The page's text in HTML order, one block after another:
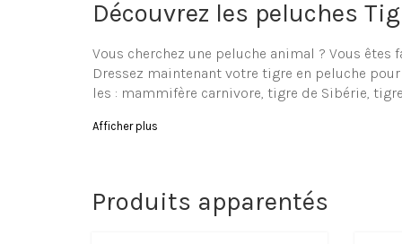
Découvrez les peluches
Vous cherchez une peluche animal ? Vous
Dressez maintenant votre tigre en peluche
les : mammifère carnivore, tigre de Sibérie,
Parcourez notre collection
Caractéristiques de la
Afficher plus
Produits apparentés